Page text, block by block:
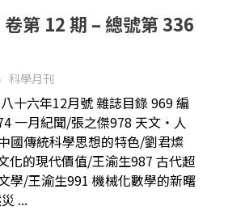
第 12 期 – 總號第 336
科學月刊
十六年12月號 雜誌目錄 969 編
一月紀聞/張之傑978 天文‧人
傳統科學思想的特色/劉君燦
化的現代價值/王渝生987 古代超
學/王渝生991 機械化數學的新曙
...